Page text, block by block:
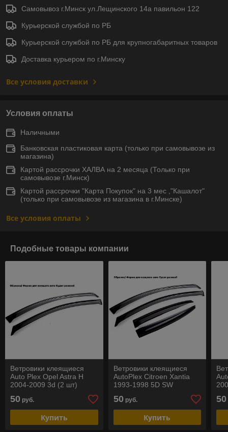
Самовывоз г.Минск ул.Лещинского 14а павильон 122
Курьерской службой по РБ
Курьерской службой по РБ для крупногабаритных товаров
Доставка курьером по г.Минску
Все условия доставки
Условия оплаты
Наличными
Банковская пластиковая карта (только при самовывозе из
магазина)
Картой рассрочки ХАЛВА на 2 месяца (Только при
самовывозе г.Минск)
Картой рассрочки "Карта Покупок" на 3 мес ,"Кашалот"
(только при самовывозе из магазина в г.Минске)
Все условия оплаты
Подобные товары компании
Ветровики клеящиеся
Auto Plex Opel Astra H
2004-2009 3d (2 шт)
50 руб.
Купить
Ветровики клеящиеся
AutoPlex Citroen Xantia
1993-1998 5D SW
50 руб.
Купить
50